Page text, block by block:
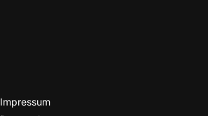
Impres­sum